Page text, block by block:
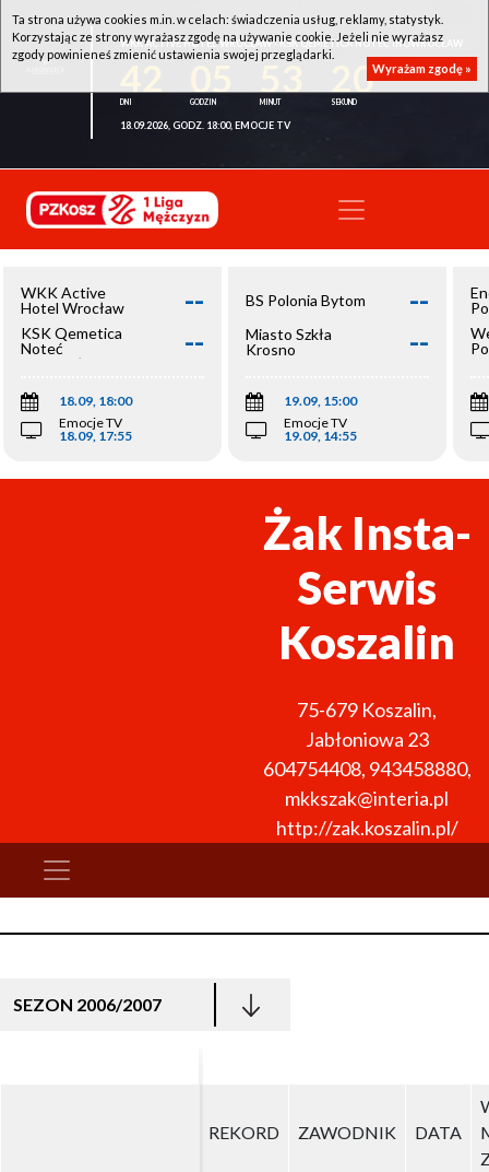
WKK ACTIVE HOTEL WROCŁAW - KSK QEMETICA NOTEĆ INOWROCŁAW
20
18.09.2026, GODZ. 18:00, EMOCJE TV
WKK Active
Hotel Wrocław
--
KSK Qemetica
Noteć
Inowrocław
--
18.09, 18:00
Emocje TV
18.09, 17:55
BS Polonia Bytom --
Miasto Szkła
Krosno
--
19.09, 15:00
Emocje TV
19.09, 14:55
Żak Insta-
Serwis
Koszalin
75-679 Koszalin,
Jabłoniowa 23
604754408, 943458880,
mkkszak@interia.pl
http://zak.koszalin.pl/
SEZON 2006/2007
REKORD ZAWODNIK DATA
REKORD ZAWODNIK DATA
Ta strona używa cookies m.in. w celach: świadczenia usług, reklamy, statystyk.
Korzystając ze strony wyrażasz zgodę na używanie cookie. Jeżeli nie wyrażasz
zgody powinieneś zmienić ustawienia swojej przeglądarki.
Wyrażam zgodę »